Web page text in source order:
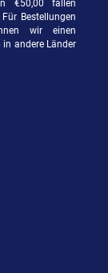
€50,00 fallen
Bestellungen
wir einen
andere Länder